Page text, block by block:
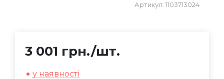
Артикул: 1103713024
3 001 грн./шт.
у наявності